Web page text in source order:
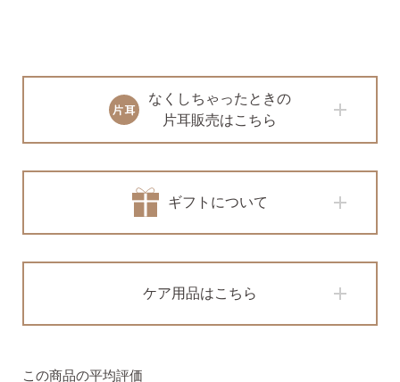
お支払い
・Amazon Pay
・クレジットカード
配送・送料
7,000円以上購入で
送料無料
なくしちゃったときの
片耳販売はこちら
ギフトについて
ケア用品はこちら